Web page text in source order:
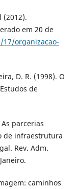
(2012).
em 20 de
organizacao-
D. R. (1998). O
de
As parcerias
de infraestrutura
Rev. Adm.
caminhos